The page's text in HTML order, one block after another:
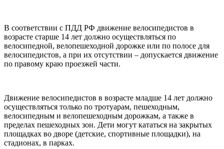
В соответствии с ПДД РФ движение велосипедистов в
возрасте старше 14 лет должно осуществляться по
велосипедной, велопешеходной дорожке или по полосе для
велосипедистов, а при их отсутствии – допускается движение
по правому краю проезжей части.
Движение велосипедистов в возрасте младше 14 лет должно
осуществляться только по тротуарам, пешеходным,
велосипедным и велопешеходным дорожкам, а также в
пределах пешеходных зон. Дети могут кататься на закрытых
площадках во дворе (детские, спортивные площадки), на
стадионах, в парках.